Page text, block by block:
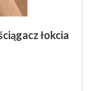
łokcia